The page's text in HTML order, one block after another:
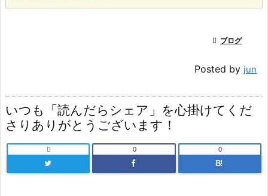
 ブログ
Posted by jun
いつも「読んだらシェア」を心掛けてくだ
さりありがとうございます！
 0
B!
0